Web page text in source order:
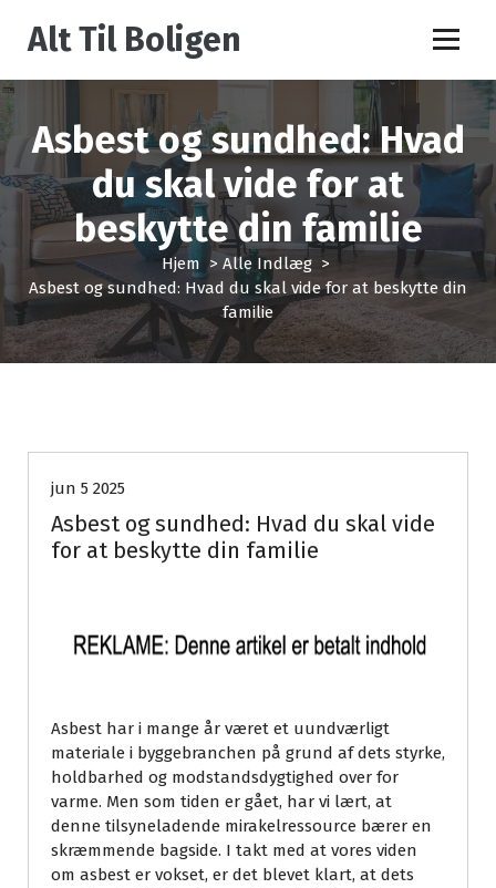
e
e
i
h
o
Alt Til Boligen
Asbest og sundhed: Hvad
du skal vide for at
beskytte din familie
Hjem > Alle Indlæg >
Asbest og sundhed: Hvad du skal vide for at beskytte din
familie
jun 5 2025
Asbest og sundhed: Hvad du skal vide
for at beskytte din familie
Asbest har i mange år været et uundværligt
materiale i byggebranchen på grund af dets styrke,
holdbarhed og modstandsdygtighed over for
varme. Men som tiden er gået, har vi lært, at
denne tilsyneladende mirakelressource bærer en
skræmmende bagside. I takt med at vores viden
om asbest er vokset, er det blevet klart, at dets